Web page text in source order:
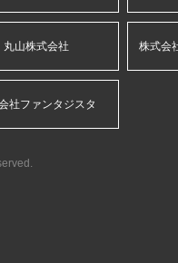
丸山株式会社 株式会
社ファンタジスタ